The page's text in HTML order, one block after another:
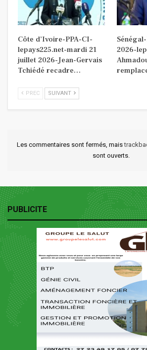
Côte d’Ivoire-PPA-CI-
lepays225.net-mardi 21
juillet 2026-Jean-Gervais
Tchiédé recadre…
2026-
PREC SUIVANT
Les commentaires sont fermés, mais
sont ouverts.
PUBLICITE